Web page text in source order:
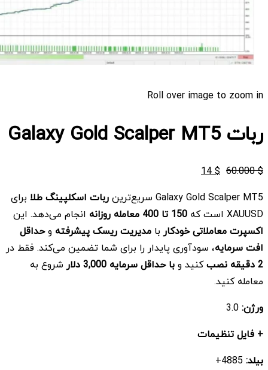
Roll over image to zoom in
ربات Galaxy Gold Scalper MT5
$
60.000
قیمت
$ 60.000
بود.
$
14
قیمت
$ 14
است.
Galaxy Gold Scalper MT5 سریع‌ترین ربات اسکلپینگ طلا برای
XAUUSD است که
150 تا 400 معامله روزانه
انجام می‌دهد. این
اکسپرت معاملاتی خودکاربا مدیریت ریسک پیشرفته وحداقل
افت سرمایه، سودآوری پایدار را برای شما تضمین می‌کند. فقط در
2 دقیقه نصب
کنید وبا حداقل سرمایه 3,000 دلار
شروع به
معامله کنید.
ورژن:
+ فایل تنظیمات
بیلد: